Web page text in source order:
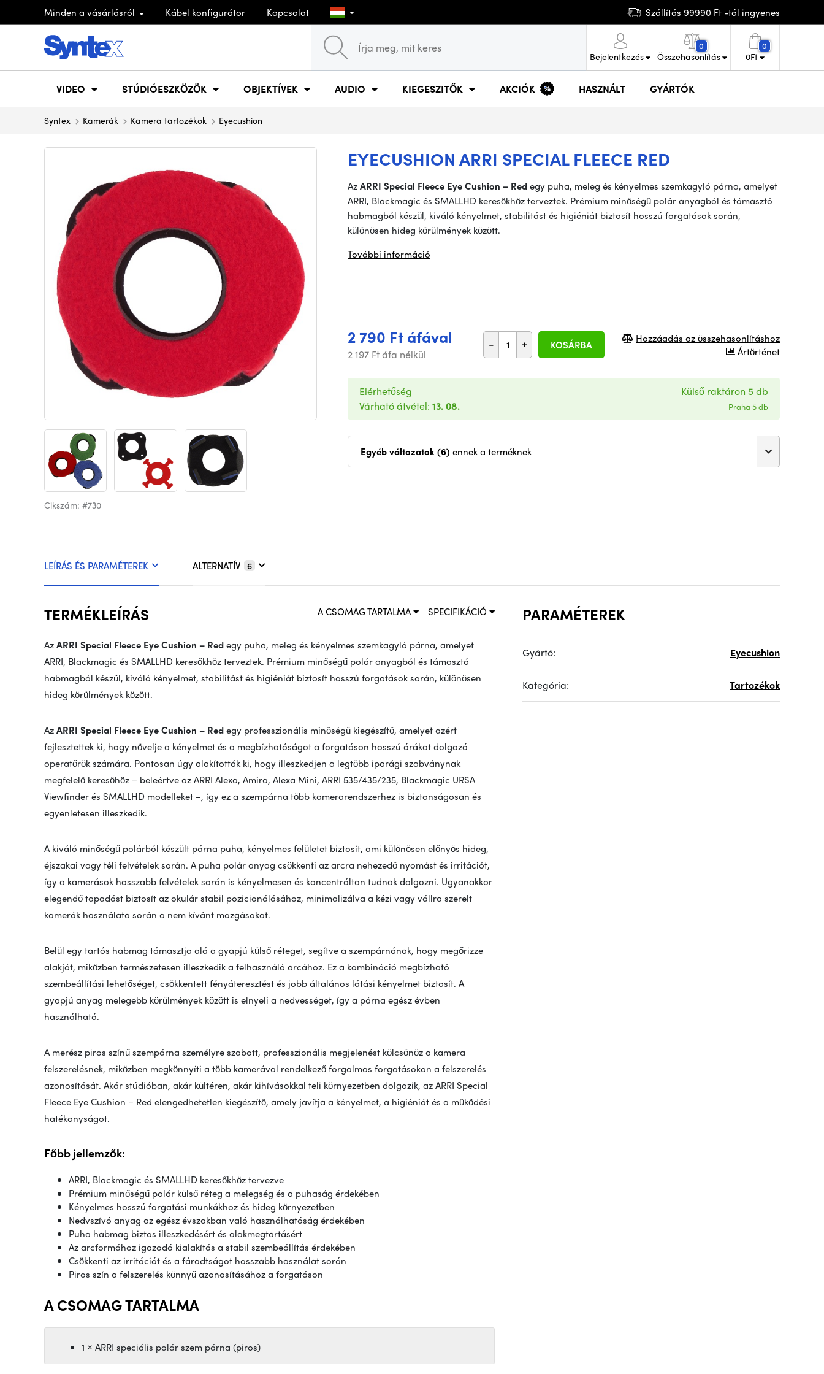
Minden a vásárlásról Kábel konfigurátor Kapcsolat Szállítás 99990 Ft -tól ingyenes
Bejelentkezés
0
Összehasonlítás
0
0Ft
VIDEO STÚDIÓESZKÖZÖK OBJEKTÍVEK AUDIO KIEGESZITŐK AKCIÓK HASZNÁLT GYÁRTÓK
Syntex Kamerák Kamera tartozékok Eyecushion
EYECUSHION ARRI SPECIAL FLEECE RED
Cikszám: #730
AzARRI Special Fleece Eye Cushion – Redegy puha, meleg és kényelmes szemkagyló párna, amelyet
ARRI, Blackmagic és SMALLHD keresőkhöz terveztek. Prémium minőségű polár anyagból és támasztó
habmagból készül, kiváló kényelmet, stabilitást és higiéniát biztosít hosszú forgatások során,
különösen hideg körülmények között.
További információ
2 790 Ft áfával
2 197 Ft áfa nélkül
- + KOSÁRBA
Hozzáadás az összehasonlításhoz
Ártörténet
Elérhetőség
Várható átvétel: 13. 08.
Külső raktáron 5 db
Praha 5 db
Egyéb változatok (6) ennek a terméknek
LEÍRÁS ÉS PARAMÉTEREK ALTERNATÍV 6
SPECIFIKÁCIÓ
A CSOMAG TARTALMA
TERMÉKLEÍRÁS
AzARRI Special Fleece Eye Cushion – Redegy puha, meleg és kényelmes szemkagyló párna, amelyet
ARRI, Blackmagic és SMALLHD keresőkhöz terveztek. Prémium minőségű polár anyagból és támasztó
habmagból készül, kiváló kényelmet, stabilitást és higiéniát biztosít hosszú forgatások során, különösen
hideg körülmények között.
AzARRI Special Fleece Eye Cushion – Redegy professzionális minőségű kiegészítő, amelyet azért
fejlesztettek ki, hogy növelje a kényelmet és a megbízhatóságot a forgatáson hosszú órákat dolgozó
operatőrök számára. Pontosan úgy alakították ki, hogy illeszkedjen a legtöbb iparági szabványnak
megfelelő keresőhöz – beleértve az ARRI Alexa, Amira, Alexa Mini, ARRI 535/435/235, Blackmagic URSA
Viewfinder és SMALLHD modelleket –, így ez a szempárna több kamerarendszerhez is biztonságosan és
egyenletesen illeszkedik.
A kiváló minőségű polárból készült párna puha, kényelmes felületet biztosít, ami különösen előnyös hideg,
éjszakai vagy téli felvételek során. A puha polár anyag csökkenti az arcra nehezedő nyomást és irritációt,
így a kamerások hosszabb felvételek során is kényelmesen és koncentráltan tudnak dolgozni. Ugyanakkor
elegendő tapadást biztosít az okulár stabil pozicionálásához, minimalizálva a kézi vagy vállra szerelt
kamerák használata során a nem kívánt mozgásokat.
Belül egy tartós habmag támasztja alá a gyapjú külső réteget, segítve a szempárnának, hogy megőrizze
alakját, miközben természetesen illeszkedik a felhasználó arcához. Ez a kombináció megbízható
szembeállítási lehetőséget, csökkentett fényáteresztést és jobb általános látási kényelmet biztosít. A
gyapjú anyag melegebb körülmények között is elnyeli a nedvességet, így a párna egész évben
használható.
A merész piros színű szempárna személyre szabott, professzionális megjelenést kölcsönöz a kamera
felszerelésnek, miközben megkönnyíti a több kamerával rendelkező forgalmas forgatásokon a felszerelés
azonosítását. Akár stúdióban, akár kültéren, akár kihívásokkal teli környezetben dolgozik, az ARRI Special
Fleece Eye Cushion – Red elengedhetetlen kiegészítő, amely javítja a kényelmet, a higiéniát és a működési
hatékonyságot.
Főbb jellemzők:
ARRI, Blackmagic és SMALLHD keresőkhöz tervezve
Prémium minőségű polár külső réteg a melegség és a puhaság érdekében
Kényelmes hosszú forgatási munkákhoz és hideg környezetben
Nedvszívó anyag az egész évszakban való használhatóság érdekében
Puha habmag biztos illeszkedésért és alakmegtartásért
Az arcformához igazodó kialakítás a stabil szembeállítás érdekében
Csökkenti az irritációt és a fáradtságot hosszabb használat során
Piros szín a felszerelés könnyű azonosításához a forgatáson
A CSOMAG TARTALMA
1 × ARRI speciális polár szem párna (piros)
PARAMÉTEREK
Gyártó: Eyecushion
Kategória: Tartozékok